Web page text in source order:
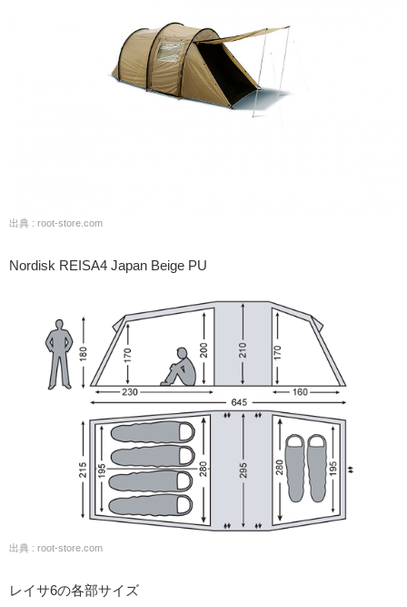
出典 : root-store.com
Nordisk REISA4 Japan Beige PU
出典 : root-store.com
レイサ6の各部サイズ